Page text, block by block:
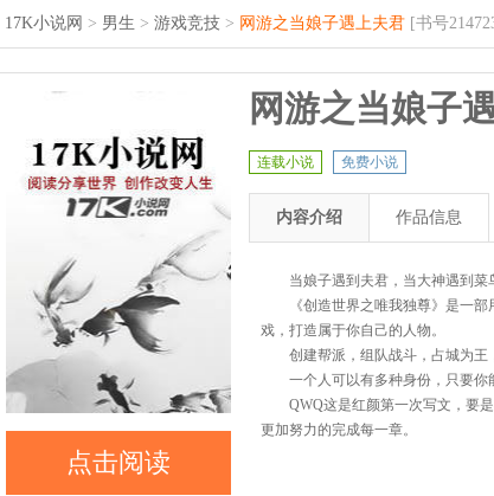
17K小说网 > 男生 > 游戏竞技 > 网游之当娘子遇上夫君 [书号
点击阅读
网游之当娘子
连载小说 免费小说
内容介绍 作品信息
当娘子遇到夫君，当大神遇到菜
《创造世界之唯我独尊》是一部
戏，打造属于你自己的人物。
创建帮派，组队战斗，占城为王
一个人可以有多种身份，只要你
QWQ这是红颜第一次写文，要是
更加努力的完成每一章。